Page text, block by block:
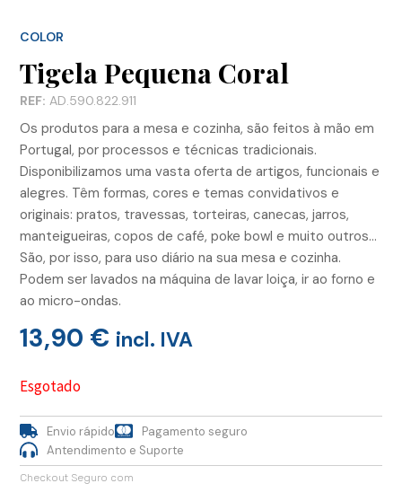
COLOR
Tigela Pequena Coral
REF: AD.590.822.911
Os produtos para a mesa e cozinha, são feitos à mão em
Portugal, por processos e técnicas tradicionais.
Disponibilizamos uma vasta oferta de artigos, funcionais e
alegres. Têm formas, cores e temas convidativos e
originais: pratos, travessas, torteiras, canecas, jarros,
manteigueiras, copos de café, poke bowl e muito outros…
São, por isso, para uso diário na sua mesa e cozinha.
Podem ser lavados na máquina de lavar loiça, ir ao forno e
ao micro-ondas.
13,90 € incl. IVA
Esgotado
Envio rápido
Pagamento seguro
Antendimento e Suporte
Checkout Seguro com